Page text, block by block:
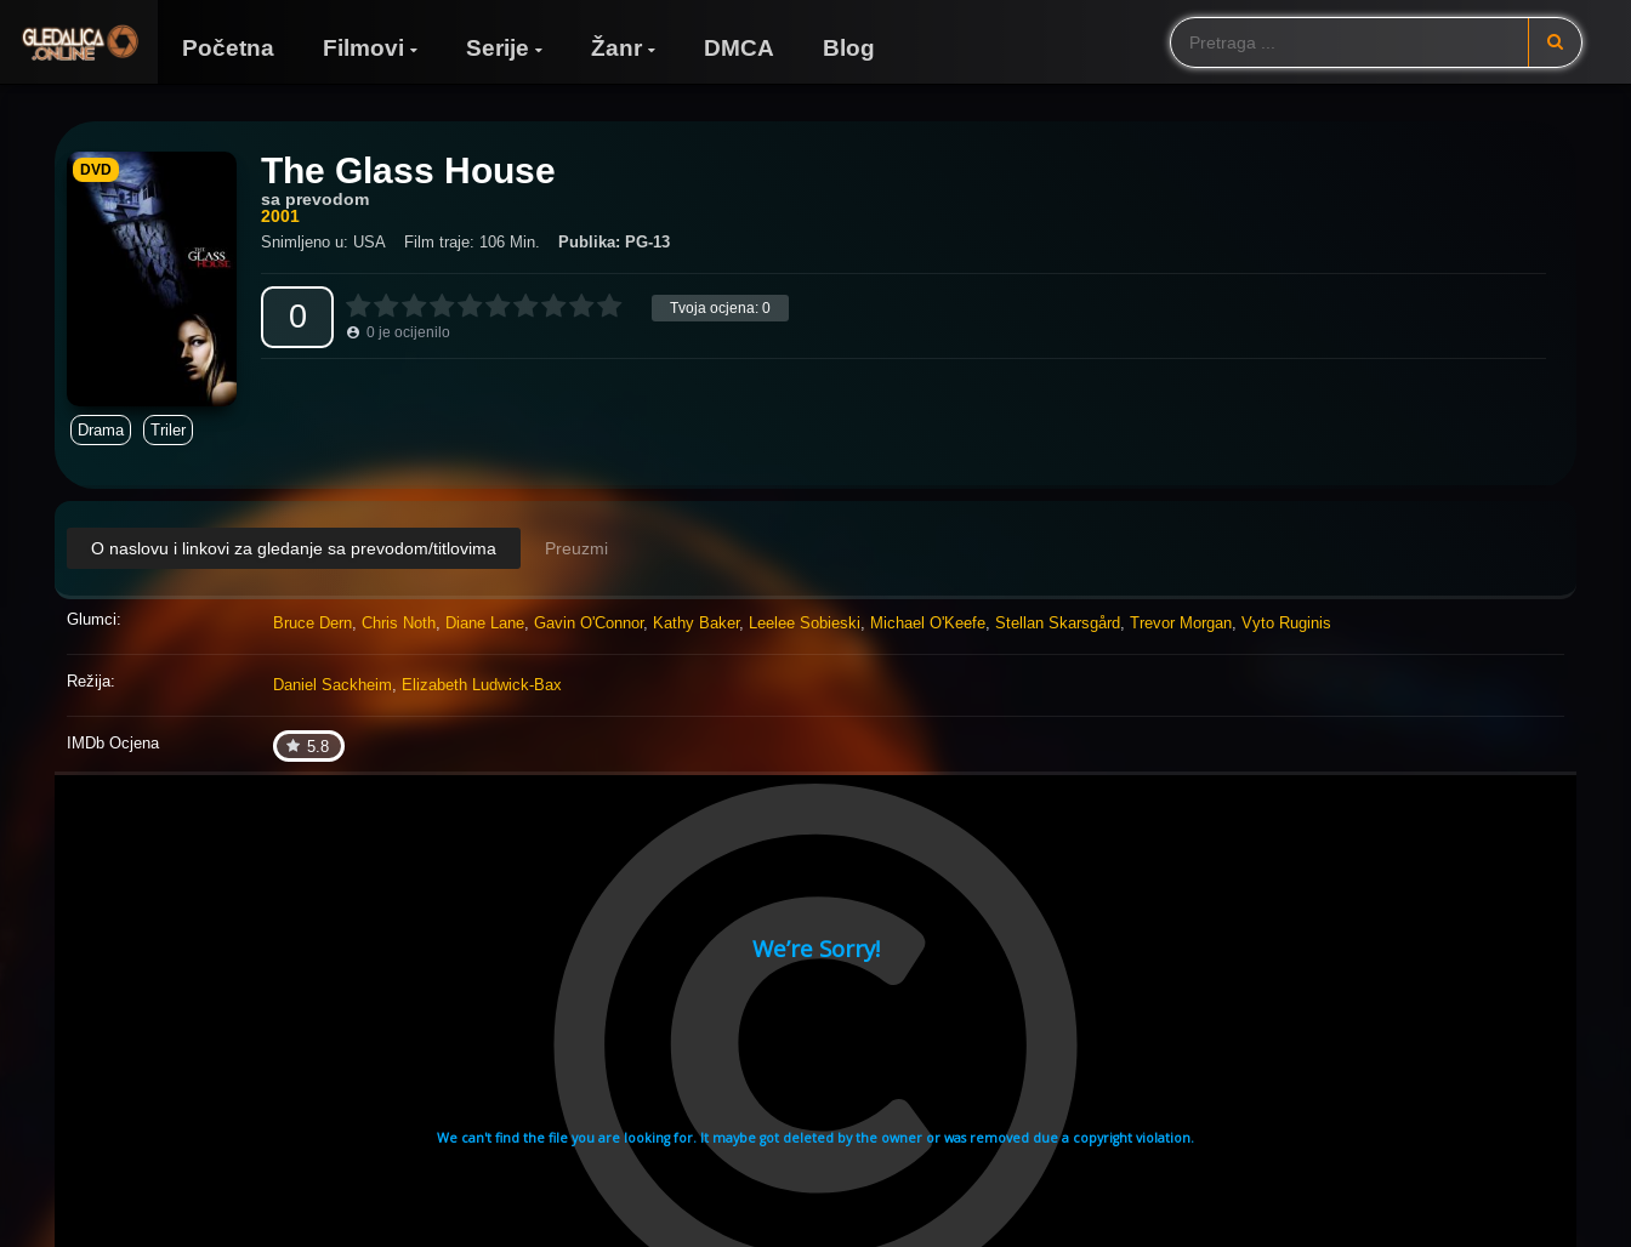
Početna Filmovi Serije Žanr DMCA Blog
DVD The Glass House
sa prevodom
2001
Snimljeno u: USA Film traje: 106 Min. Publika: PG-13
Tvoja ocjena: 0
0 0 je ocijenilo
Drama Triler
O naslovu i linkovi za gledanje sa prevodom/titlovima Preuzmi
Glumci: Bruce Dern, Chris Noth, Diane Lane, Gavin O'Connor, Kathy Baker, Leelee Sobieski, Michael O'Keefe, Stellan Skarsgård, Trevor Morgan, Vyto Ruginis
Režija: Daniel Sackheim, Elizabeth Ludwick-Bax
IMDb Ocjena 5.8